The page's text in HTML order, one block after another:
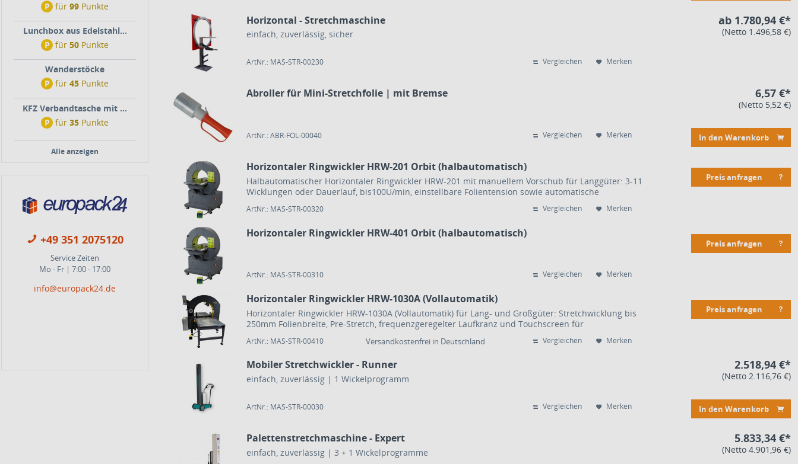
P für 99 Punkte
Lunchbox aus Edelstahl...
P für 50 Punkte
Wanderstöcke
P für 45 Punkte
KFZ Verbandtasche mit ...
P für 35 Punkte
Alle anzeigen
+49 351 2075120
Service Zeiten
Mo - Fr | 7:00 - 17:00
info@europack24.de
Horizontal - Stretchmaschine
einfach, zuverlässig, sicher
ArtNr.: MAS-STR-00230 Vergleichen Merken
ab 1.780,94 €*
(Netto 1.496,58 €)
Abroller für Mini-Stretchfolie | mit Bremse
ArtNr.: ABR-FOL-00040 Vergleichen Merken
6,57 €*
(Netto 5,52 €)
In den Warenkorb
Horizontaler Ringwickler HRW-201 Orbit (halbautomatisch)
Halbautomatischer Horizontaler Ringwickler HRW-201 mit manuellem Vorschub für Langgüter: 3-11
Wicklungen oder Dauerlauf, bis100U/min, einstellbare Folientension sowie automatische
ArtNr.: MAS-STR-00320 Vergleichen Merken
Preis anfragen
Horizontaler Ringwickler HRW-401 Orbit (halbautomatisch)
ArtNr.: MAS-STR-00310 Vergleichen Merken
Preis anfragen
Horizontaler Ringwickler HRW-1030A (Vollautomatik)
Horizontaler Ringwickler HRW-1030A (Vollautomatik) für Lang- und Großgüter: Stretchwicklung bis
250mm Folienbreite, Pre-Stretch, frequenzgeregelter Laufkranz und Touchscreen für
ArtNr.: MAS-STR-00410 Versandkostenfrei in Deutschland Vergleichen Merken
Preis anfragen
Mobiler Stretchwickler - Runner
einfach, zuverlässig | 1 Wickelprogramm
ArtNr.: MAS-STR-00030 Vergleichen Merken
2.518,94 €*
(Netto 2.116,76 €)
In den Warenkorb
Palettenstretchmaschine - Expert
einfach, zuverlässig | 3 + 1 Wickelprogramme
5.833,34 €*
(Netto 4.901,96 €)